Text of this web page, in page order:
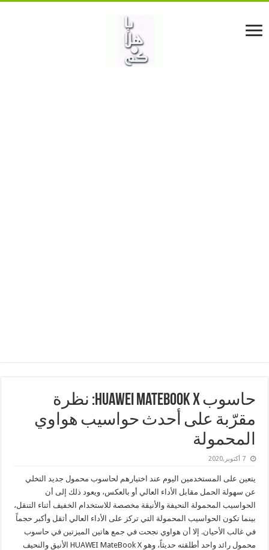
حاسوب HUAWEI MateBook X: نظرة
مقرّبة على أحدث حواسيب هواوي
المحمولة
7 أكتوبر,2020
يتعين على المستخدمين اليوم عند اختيارهم لحاسوب محمول جديد التخلي
عن سهولة الحمل مقابل الأداء العالي أو بالعكس، ويعود ذلك إلى أن
الحواسيب المحمولة النحيفة والأنيقة مخصصة للاستخدام الخفيف أثناء التنقل،
بينما تكون الحواسيب المحمولة التي تركز على الأداء العالي أثقل وأكبر حجماً
في غالب الأحيان. إلا أن هواوي نجحت في جمع هاتين الميزتين في حاسوب
محمول رائد واحد أطلقته حديثاً، وهو HUAWEI MateBook X الأنيق والنحيف